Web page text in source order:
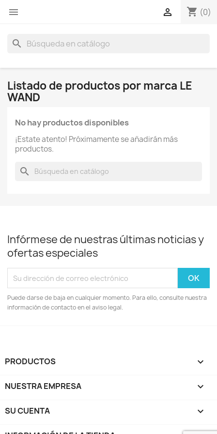
 shopping_cart (0)

search
Listado de productos por marca LE
WAND
No hay productos disponibles
¡Estate atento! Próximamente se añadirán más
productos.
search
Infórmese de nuestras últimas noticias y
ofertas especiales
Puede darse de baja en cualquier momento. Para ello, consulte nuestra
información de contacto en el aviso legal.
PRODUCTOS 
NUESTRA EMPRESA 
SU CUENTA 